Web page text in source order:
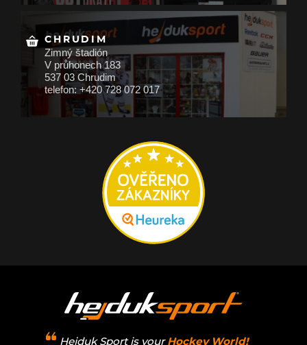
CHRUDIM
Zimný štadión
V průhonech 183
537 03 Chrudim
telefon: +420 728 072 017
Hejduk Sport is your Hockey World!